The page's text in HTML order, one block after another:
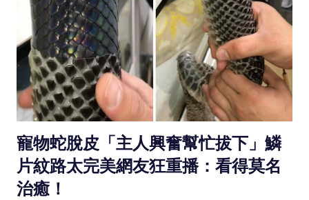
寵物蛇脫皮「主人興奮幫忙拔下」鱗
片紋路太完美網友狂重播：看得莫名
治癒！